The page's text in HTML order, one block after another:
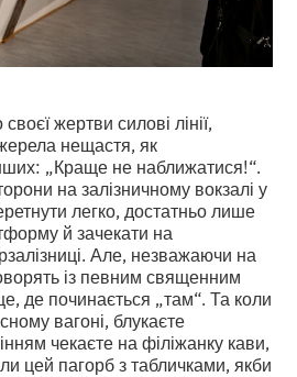
жертви силові лінії,
нещастя, як
„Краще не наближатися!“.
на залізничному вокзалі у
легко, достатньо лише
й зачекати на
Але, незважаючи на
із певним священним
де починається „там“. Та коли
вагоні, блукаєте
чекаєте на філіжанку кави,
цей пагорб з табличками, якби